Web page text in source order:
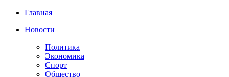
Главная
Новости
Политика
Экономика
Спорт
Общество